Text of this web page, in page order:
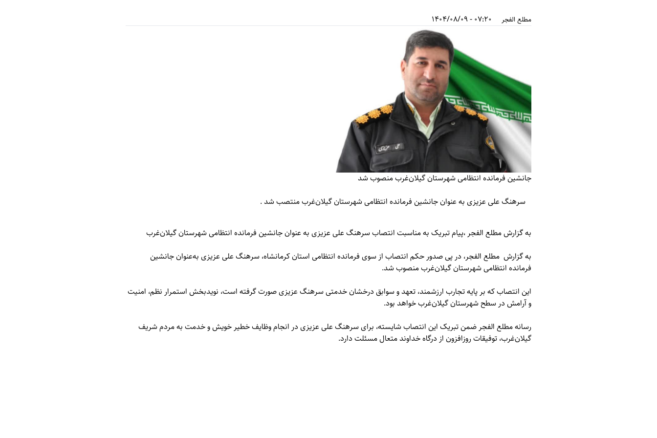
مطلع الفجر 07:20 - 1404/08/09
جانشین فرمانده انتظامی شهرستان گیلان‌غرب منصوب شد
سرهنگ علی عزیزی به عنوان جانشین فرمانده انتظامی شهرستان گیلان‌غرب منتصب شد .
به گزارشمطلع الفجر ،پیام تبریک به مناسبت انتصاب سرهنگ علی عزیزی به عنوان جانشین فرمانده انتظامی شهرستان گیلان‌غرب
به گزارش مطلع الفجر، در پی صدور حکم انتصاب از سوی فرمانده انتظامی استان کرمانشاه، سرهنگ علی عزیزی به‌عنوان جانشین
فرمانده انتظامی شهرستان گیلان‌غرب منصوب شد.
این انتصاب که بر پایه تجارب ارزشمند، تعهد و سوابق درخشان خدمتی سرهنگ عزیزی صورت گرفته است، نویدبخش استمرار نظم، امنیت
و آرامش در سطح شهرستان گیلان‌غرب خواهد بود.
رسانه مطلع الفجر ضمن تبریک این انتصاب شایسته، برای سرهنگ علی عزیزی در انجام وظایف خطیر خویش و خدمت به مردم شریف
گیلان‌غرب، توفیقات روزافزون از درگاه خداوند متعال مسئلت دارد.